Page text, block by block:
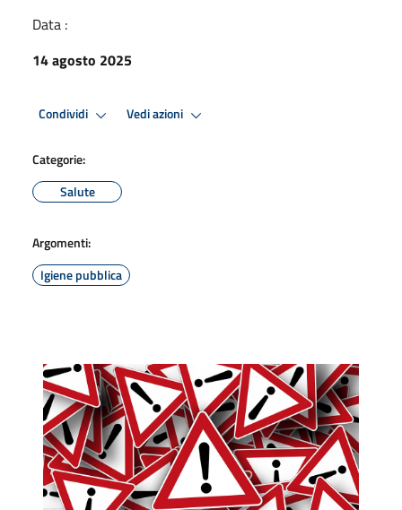
Data :
14 agosto 2025
Condividi Vedi azioni
Categorie:
Salute
Argomenti:
Igiene pubblica